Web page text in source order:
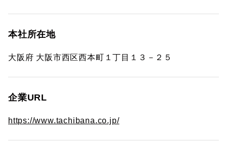
本社所在地
大阪府 大阪市西区西本町１丁目１３－２５
企業URL
https://www.tachibana.co.jp/